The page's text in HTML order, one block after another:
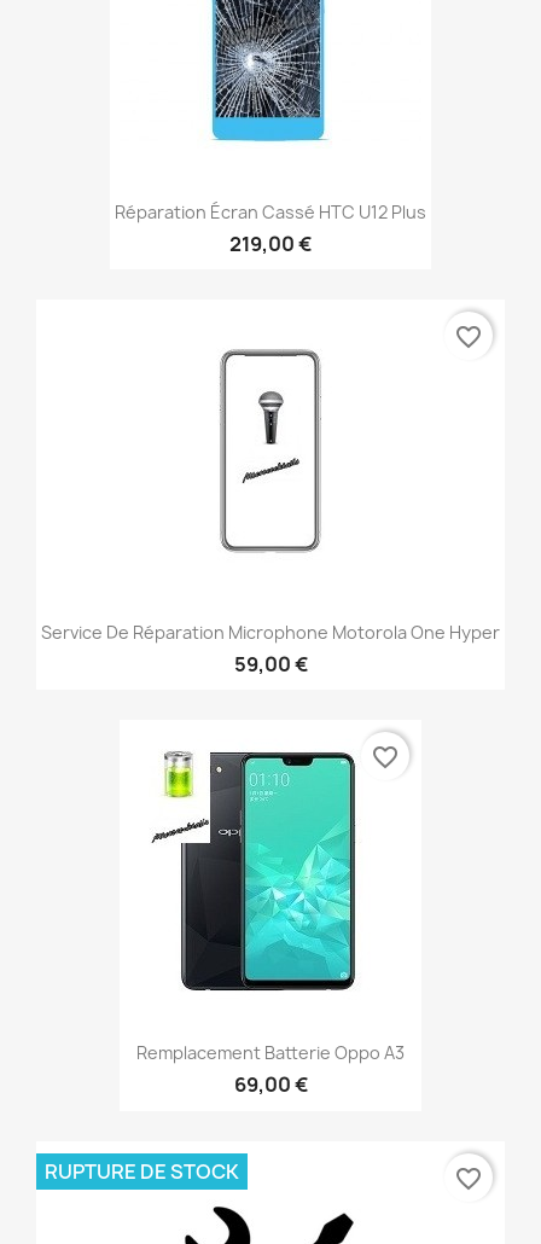
Réparation Écran Cassé HTC U12 Plus
219,00 €
Service De Réparation Microphone Motorola One Hyper
59,00 €
favorite_border
Remplacement Batterie Oppo A3
69,00 €
favorite_border
RUPTURE DE STOCK favorite_border